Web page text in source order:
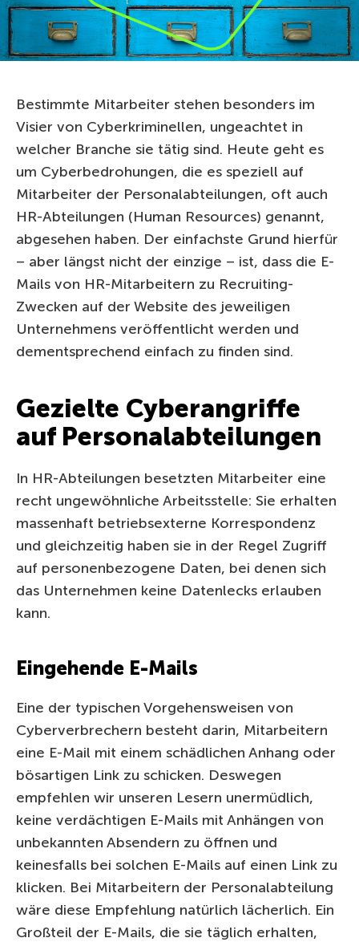
Bestimmte Mitarbeiter stehen besonders im
Visier von Cyberkriminellen, ungeachtet in
welcher Branche sie tätig sind. Heute geht es
um Cyberbedrohungen, die es speziell auf
Mitarbeiter der Personalabteilungen, oft auch
HR-Abteilungen (Human Resources) genannt,
abgesehen haben. Der einfachste Grund hierfür
– aber längst nicht der einzige – ist, dass die E-
Mails von HR-Mitarbeitern zu Recruiting-
Zwecken auf der Website des jeweiligen
Unternehmens veröffentlicht werden und
dementsprechend einfach zu finden sind.
Gezielte Cyberangriffe
auf Personalabteilungen
In HR-Abteilungen besetzten Mitarbeiter eine
recht ungewöhnliche Arbeitsstelle: Sie erhalten
massenhaft betriebsexterne Korrespondenz
und gleichzeitig haben sie in der Regel Zugriff
auf personenbezogene Daten, bei denen sich
das Unternehmen keine Datenlecks erlauben
kann.
Eingehende E-Mails
Eine der typischen Vorgehensweisen von
Cyberverbrechern besteht darin, Mitarbeitern
eine E-Mail mit einem schädlichen Anhang oder
bösartigen Link zu schicken. Deswegen
empfehlen wir unseren Lesern unermüdlich,
keine verdächtigen E-Mails mit Anhängen von
unbekannten Absendern zu öffnen und
keinesfalls bei solchen E-Mails auf einen Link zu
klicken. Bei Mitarbeitern der Personalabteilung
wäre diese Empfehlung natürlich lächerlich. Ein
Großteil der E-Mails, die sie täglich erhalten,